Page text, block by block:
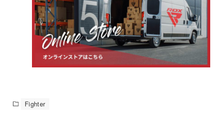
Fighter